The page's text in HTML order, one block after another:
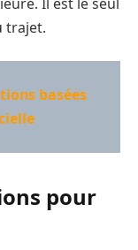
trajet.
basées
pour